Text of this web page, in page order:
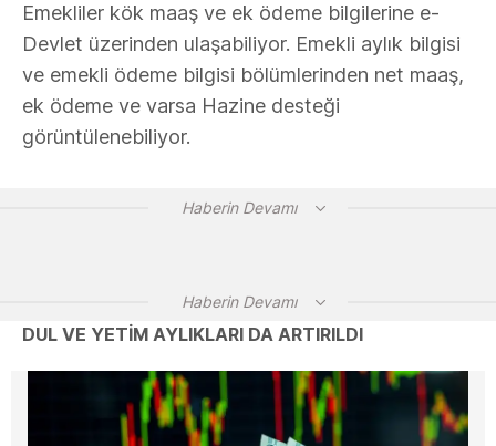
Emekliler kök maaş ve ek ödeme bilgilerine e-
Devlet üzerinden ulaşabiliyor. Emekli aylık bilgisi
ve emekli ödeme bilgisi bölümlerinden net maaş,
ek ödeme ve varsa Hazine desteği
görüntülenebiliyor.
Haberin Devamı
Haberin Devamı
DUL VE YETİM AYLIKLARI DA ARTIRILDI